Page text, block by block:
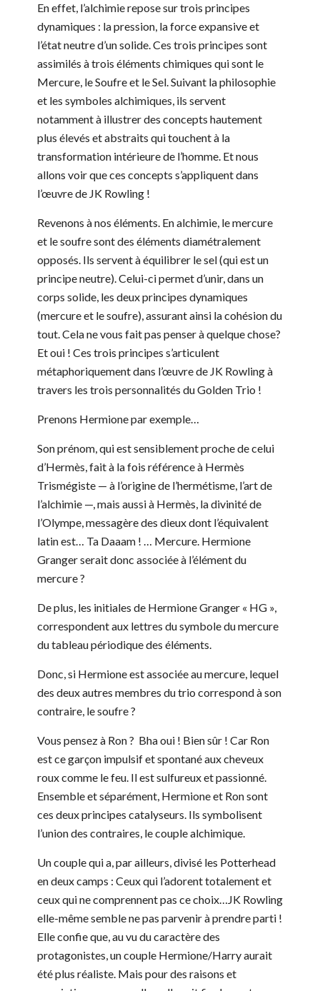
En effet, l’alchimie repose sur trois principes
dynamiques : la pression, la force expansive et
l’état neutre d’un solide. Ces trois principes sont
assimilés à trois éléments chimiques qui sont le
Mercure, le Soufre et le Sel. Suivant la philosophie
et les symboles alchimiques, ils servent
notamment à illustrer des concepts hautement
plus élevés et abstraits qui touchent à la
transformation intérieure de l’homme. Et nous
allons voir que ces concepts s’appliquent dans
l’œuvre de JK Rowling !
Revenons à nos éléments. En alchimie, le mercure
et le soufre sont des éléments diamétralement
opposés. Ils servent à équilibrer le sel (qui est un
principe neutre). Celui-ci permet d’unir, dans un
corps solide, les deux principes dynamiques
(mercure et le soufre), assurant ainsi la cohésion du
tout. Cela ne vous fait pas penser à quelque chose?
Et oui ! Ces trois principes s’articulent
métaphoriquement dans l’œuvre de JK Rowling à
travers les trois personnalités du Golden Trio !
Prenons Hermione par exemple…
Son prénom, qui est sensiblement proche de celui
d’Hermès, fait à la fois référence à Hermès
Trismégiste — à l’origine de l’hermétisme, l’art de
l’alchimie —, mais aussi à Hermès, la divinité de
l’Olympe, messagère des dieux dont l’équivalent
latin est… Ta Daaam ! … Mercure. Hermione
Granger serait donc associée à l’élément du
mercure ?
De plus, les initiales de Hermione Granger « HG »,
correspondent aux lettres du symbole du mercure
du tableau périodique des éléments.
Donc, si Hermione est associée au mercure, lequel
des deux autres membres du trio correspond à son
contraire, le soufre ?
Vous pensez à Ron ? Bha oui ! Bien sûr ! Car Ron
est ce garçon impulsif et spontané aux cheveux
roux comme le feu. Il est sulfureux et passionné.
Ensemble et séparément, Hermione et Ron sont
ces deux principes catalyseurs. Ils symbolisent
l’union des contraires, le couple alchimique.
Un couple qui a, par ailleurs, divisé les Potterhead
en deux camps : Ceux qui l’adorent totalement et
ceux qui ne comprennent pas ce choix…JK Rowling
elle-même semble ne pas parvenir à prendre parti !
Elle confie que, au vu du caractère des
protagonistes, un couple Hermione/Harry aurait
été plus réaliste. Mais pour des raisons et